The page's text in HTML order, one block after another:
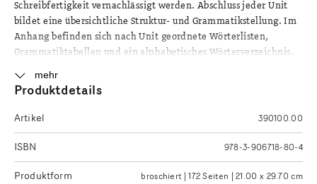
Schreibfertigkeit vernachlässigt werden. Abschluss jeder Unit
bildet eine übersichtliche Struktur- und Grammatikstellung. Im
Anhang befinden sich nach Unit geordnete Wörterlisten,
Grammatiktabellen und ein alphabetisches Wörterverzeichnis.
mehr
Produktdetails
Artikel 390100.00
ISBN 978-3-906718-80-4
Produktform broschiert | 172 Seiten | 21.00 x 29.70 cm